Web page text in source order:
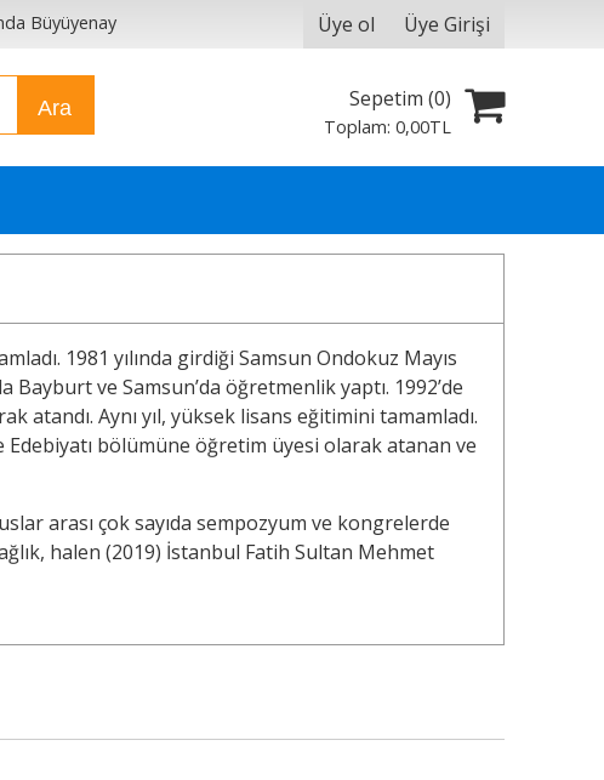
Büyüyenay Üye ol Üye Girişi
Ara Sepetim (0)
Toplam:0,00TL
1981 yılında girdiği Samsun Ondokuz Mayıs
ve Samsun’da öğretmenlik yaptı. 1992’de
Aynı yıl, yüksek lisans eğitimini tamamladı.
Edebiyatı bölümüne öğretim üyesi olarak atanan ve
arası çok sayıda sempozyum ve kongrelerde
halen (2019) İstanbul Fatih Sultan Mehmet